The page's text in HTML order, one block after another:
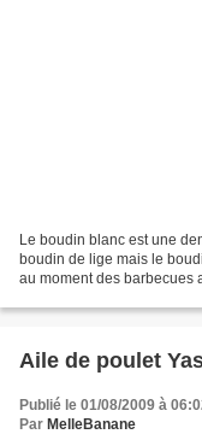
Le boudin blanc est une
boudin de lige mais le
au moment des barbecues
Aile de poulet
Publié le 01/08/2009 à
Par MelleBanane